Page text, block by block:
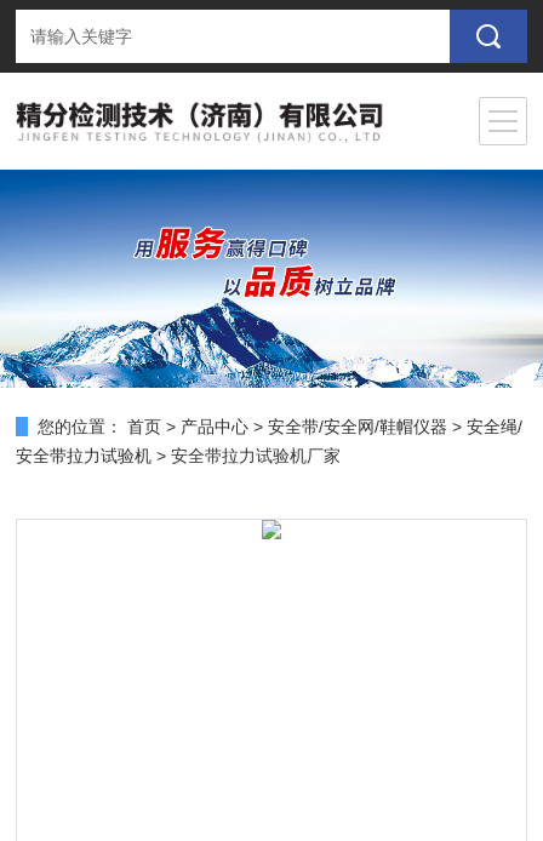
您的位置： 首页 > 产品中心 >安全带/安全网/鞋帽仪器 >安全绳/
安全带拉力试验机 > 安全带拉力试验机厂家